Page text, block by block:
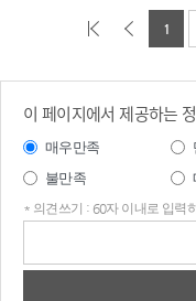
1
이 페이지에서 제공하는
매우만족
불만족
* 의견쓰기 : 60자 이내로 입력